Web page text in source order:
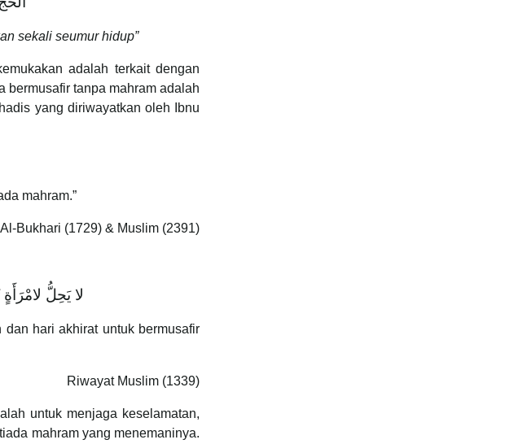
sekali seumur hidup”
adalah terkait dengan
bermusafir tanpa mahram adalah
yang diriwayatkan oleh Ibnu
mahram.”
Bukhari (1729) & Muslim (2391)
لا يَحِلُّ
hari akhirat untuk bermusafir
Riwayat Muslim (1339)
untuk menjaga keselamatan,
mahram yang menemaninya.